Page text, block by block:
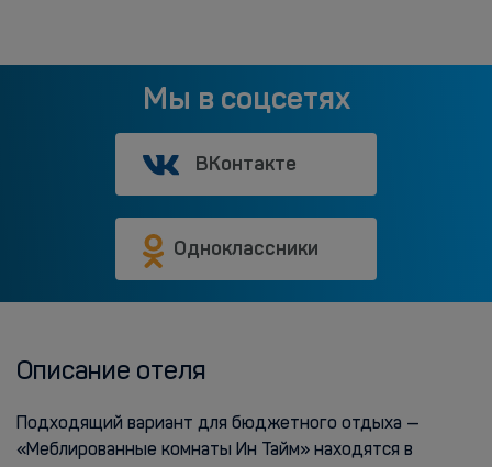
Мы в соцсетях
ВКонтакте
Одноклассники
Описание отеля
Подходящий вариант для бюджетного отдыха —
«Меблированные комнаты Ин Тайм» находятся в